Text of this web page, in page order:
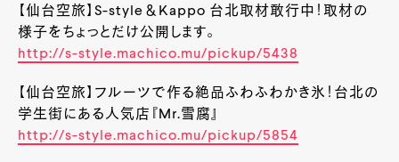
【仙台空旅】S-style＆Kappo 台北取材敢行中！取材の
様子をちょっとだけ公開します。
http://s-style.machico.mu/pickup/5438
【仙台空旅】フルーツで作る絶品ふわふわかき氷！台北の
学生街にある人気店『Mr.雪腐』
http://s-style.machico.mu/pickup/5854